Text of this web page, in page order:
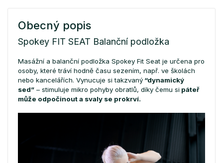
Obecný popis
Spokey FIT SEAT Balanční podložka
Masážní a balanční podložka Spokey Fit Seat je určena pro
osoby, které tráví hodně času sezením, např. ve školách
nebo kancelářích. Vynucuje si takzvaný “dynamický
sed” – stimuluje mikro pohyby obratlů, díky čemu si páteř
může odpočinout a svaly se prokrví.